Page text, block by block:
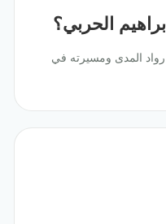
الحربي؟
المدى ومسيرته في